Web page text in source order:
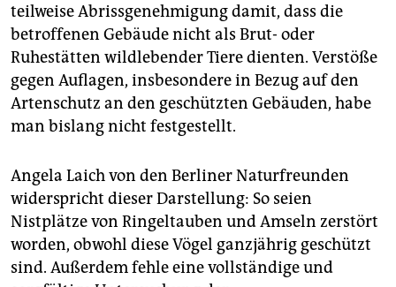
teilweise Abrissgenehmigung damit, dass die
betroffenen Gebäude nicht als Brut- oder
Ruhestätten wildlebender Tiere dienten. Verstöße
gegen Auflagen, insbesondere in Bezug auf den
Artenschutz an den geschützten Gebäuden, habe
man bislang nicht festgestellt.
Angela Laich von den Berliner Naturfreunden
widerspricht dieser Darstellung: So seien
Nistplätze von Ringeltauben und Amseln zerstört
worden, obwohl diese Vögel ganzjährig geschützt
sind. Außerdem fehle eine vollständige und